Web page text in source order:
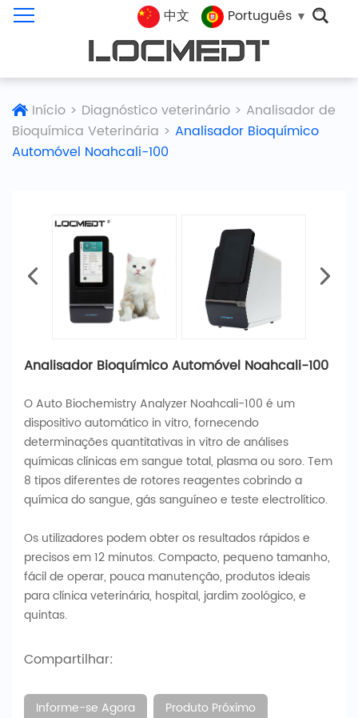
中文 Português
Início > Diagnóstico veterinário > Analisador de
Bioquímica Veterinária > Analisador Bioquímico
Automóvel Noahcali-100
Analisador Bioquímico Automóvel Noahcali-100
O Auto Biochemistry Analyzer Noahcali-100 é um
dispositivo automático in vitro, fornecendo
determinações quantitativas in vitro de análises
químicas clínicas em sangue total, plasma ou soro. Tem
8 tipos diferentes de rotores reagentes cobrindo a
química do sangue, gás sanguíneo e teste electrolítico.
Os utilizadores podem obter os resultados rápidos e
precisos em 12 minutos. Compacto, pequeno tamanho,
fácil de operar, pouca manutenção, produtos ideais
para clínica veterinária, hospital, jardim zoológico, e
quintas.
Compartilhar:
Informe-se Agora Produto Próximo